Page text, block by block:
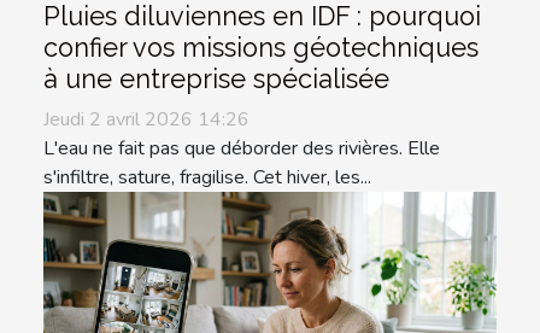
Pluies diluviennes en IDF : pourquoi
confier vos missions géotechniques
à une entreprise spécialisée
Jeudi 2 avril 2026 14:26
L'eau ne fait pas que déborder des rivières. Elle
s'infiltre, sature, fragilise. Cet hiver, les...